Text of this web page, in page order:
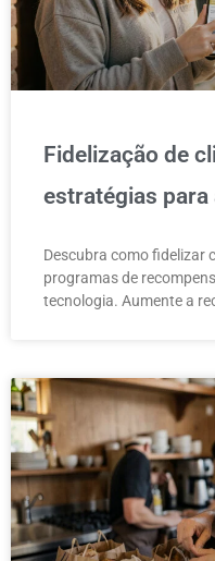
Fidelização de
estratégias
Descubra como fidelizar
programas de
tecnologia. Aumente a